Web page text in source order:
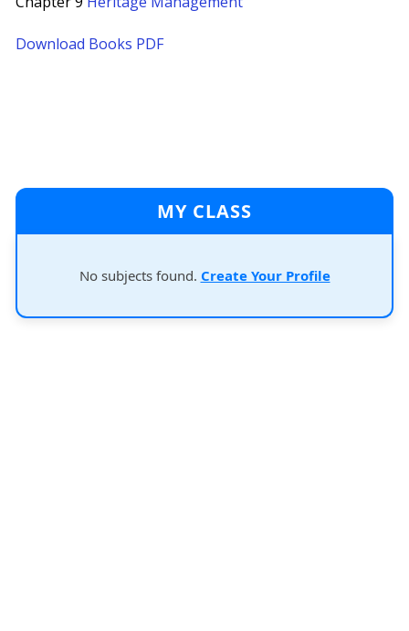
Download Books PDF
MY CLASS
No subjects found. Create Your Profile